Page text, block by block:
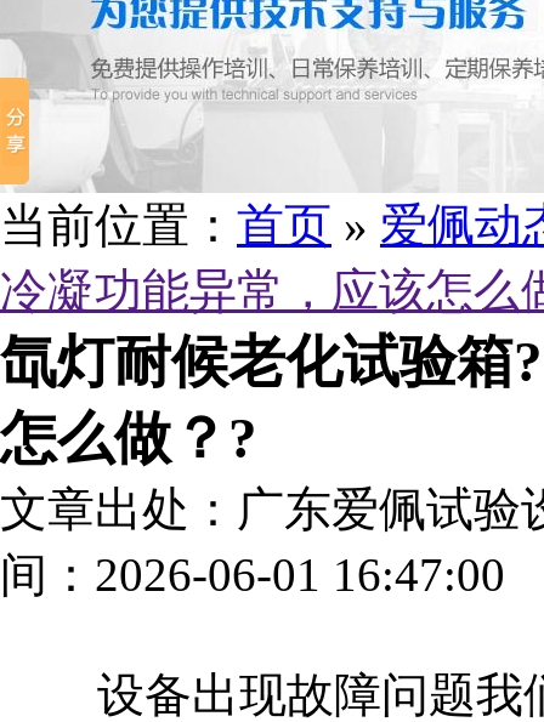
当前位置： 首页 » 爱佩动
冷凝功能异常，应该怎么
氙灯耐候老化试验箱
怎么做？?
文章出处：广东爱佩试验
间：2026-06-01 16:47:00
设备出现故障问题我